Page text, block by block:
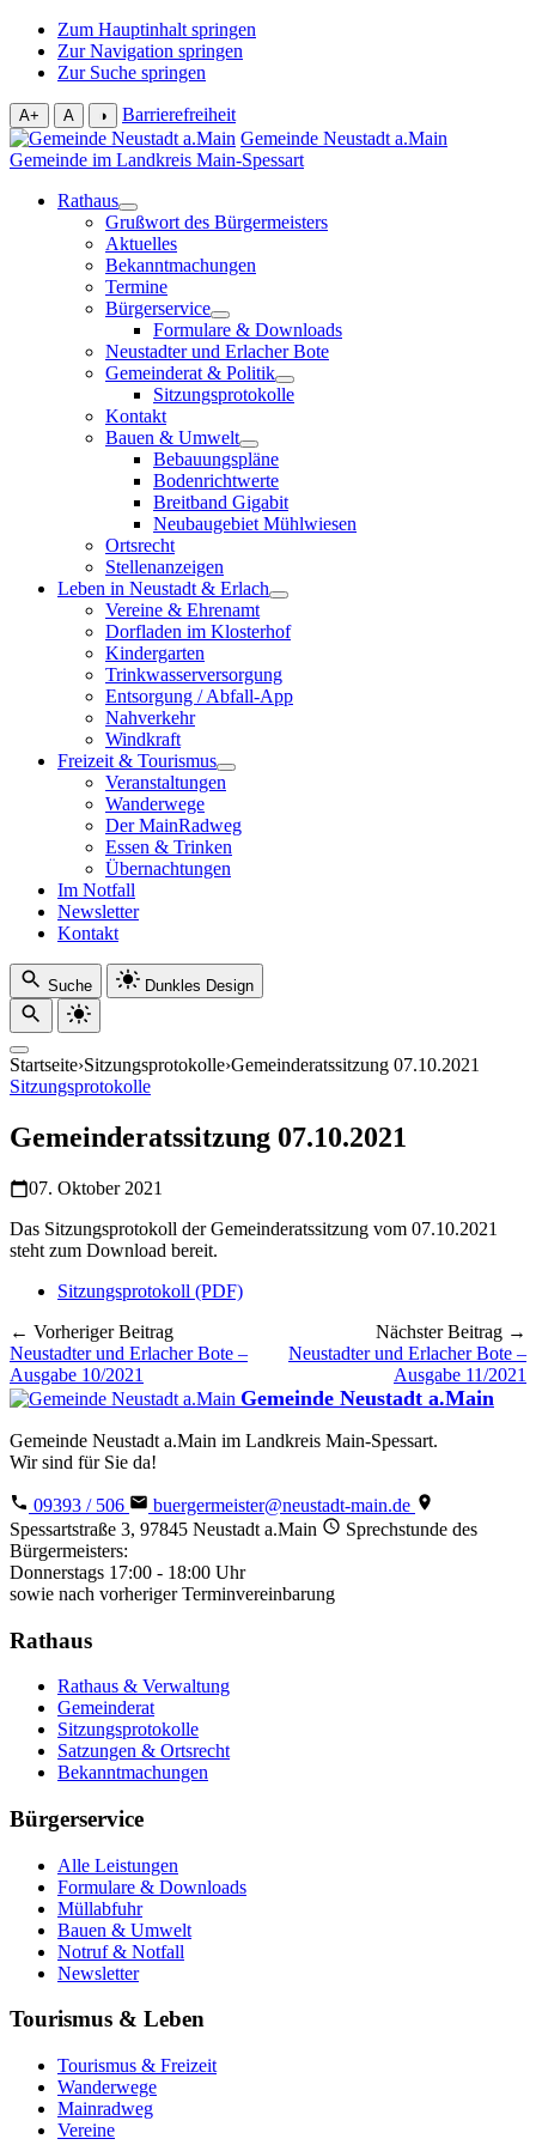
Zum Hauptinhalt springen
Zur Navigation springen
Zur Suche springen
A+ A ◑
Barrierefreiheit
Gemeinde Neustadt a.Main
Gemeinde im Landkreis Main-Spessart
Rathaus
Grußwort des Bürgermeisters
Aktuelles
Bekanntmachungen
Termine
Bürgerservice
Formulare & Downloads
Neustadter und Erlacher Bote
Gemeinderat & Politik
Sitzungsprotokolle
Kontakt
Bauen & Umwelt
Bebauungspläne
Bodenrichtwerte
Breitband Gigabit
Neubaugebiet Mühlwiesen
Ortsrecht
Stellenanzeigen
Leben in Neustadt & Erlach
Vereine & Ehrenamt
Dorfladen im Klosterhof
Kindergarten
Trinkwasserversorgung
Entsorgung / Abfall-App
Nahverkehr
Windkraft
Freizeit & Tourismus
Veranstaltungen
Wanderwege
Der MainRadweg
Essen & Trinken
Übernachtungen
Im Notfall
Newsletter
Kontakt
Suche Dunkles Design
Startseite›Sitzungsprotokolle›Gemeinderatssitzung 07.10.2021
Sitzungsprotokolle
Gemeinderatssitzung 07.10.2021
07. Oktober 2021
Das Sitzungsprotokoll der Gemeinderatssitzung vom 07.10.2021
steht zum Download bereit.
Sitzungsprotokoll (PDF)
← Vorheriger Beitrag
Neustadter und Erlacher Bote –
Ausgabe 10/2021
Nächster Beitrag →
Neustadter und Erlacher Bote –
Ausgabe 11/2021
Gemeinde Neustadt a.Main
Gemeinde Neustadt a.Main im Landkreis Main-Spessart.
Wir sind für Sie da!
09393 / 506
buergermeister@neustadt-main.de
Spessartstraße 3, 97845 Neustadt a.Main
Sprechstunde des
Bürgermeisters:
Donnerstags 17:00 - 18:00 Uhr
sowie nach vorheriger Terminvereinbarung
Rathaus
Rathaus & Verwaltung
Gemeinderat
Sitzungsprotokolle
Satzungen & Ortsrecht
Bekanntmachungen
Bürgerservice
Alle Leistungen
Formulare & Downloads
Müllabfuhr
Bauen & Umwelt
Notruf & Notfall
Newsletter
Tourismus & Leben
Tourismus & Freizeit
Wanderwege
Mainradweg
Vereine